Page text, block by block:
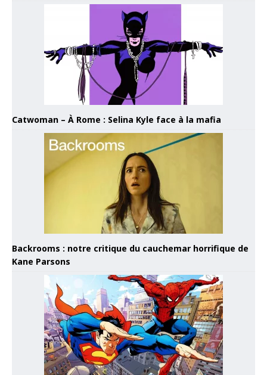
Catwoman – À Rome : Selina Kyle face à la mafia
Backrooms : notre critique du cauchemar horrifique de
Kane Parsons